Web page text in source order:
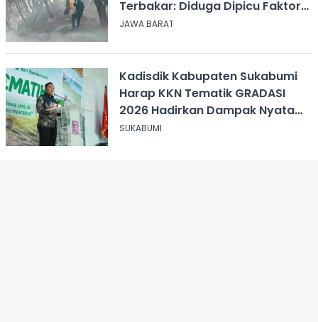
Terbakar: Diduga Dipicu Faktor
Alam
JAWA BARAT
Kadisdik Kabupaten Sukabumi
Harap KKN Tematik GRADASI
2026 Hadirkan Dampak Nyata
bagi Masyarakat
SUKABUMI